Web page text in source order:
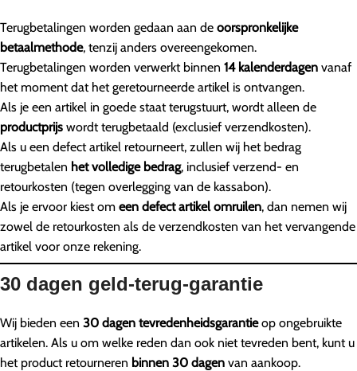
Terugbetalingen worden gedaan aan de oorspronkelijke
betaalmethode, tenzij anders overeengekomen.
Terugbetalingen worden verwerkt binnen 14 kalenderdagen vanaf
het moment dat het geretourneerde artikel is ontvangen.
Als je een artikel in goede staat terugstuurt, wordt alleen de
productprijs wordt terugbetaald (exclusief verzendkosten).
Als u een defect artikel retourneert, zullen wij het bedrag
terugbetalen het volledige bedrag, inclusief verzend- en
retourkosten (tegen overlegging van de kassabon).
Als je ervoor kiest om een defect artikel omruilen, dan nemen wij
zowel de retourkosten als de verzendkosten van het vervangende
artikel voor onze rekening.
30 dagen geld-terug-garantie
Wij bieden een 30 dagen tevredenheidsgarantieop ongebruikte
artikelen. Als u om welke reden dan ook niet tevreden bent, kunt u
het product retourneren binnen 30 dagen van aankoop.